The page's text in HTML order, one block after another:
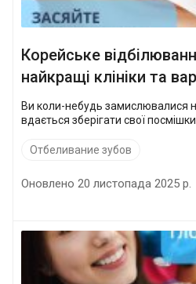
Корейське
найкращі клініки та
Ви коли-небудь замислювалися
вдається зберігати свої посмішки
Отбеливание зубов
Оновлено 20 листопада 2025 р.